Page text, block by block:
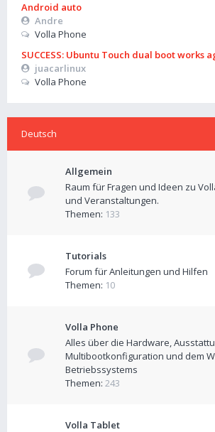
Android auto
Andre
Volla Phone
SUCCESS: Ubuntu Touch dual boot works
juacarlinux
Volla Phone
Deutsch
Allgemein
Raum für Fragen und Ideen zu
und Veranstaltungen.
Themen: 133
Tutorials
Forum für Anleitungen und Hilfen
Themen: 10
Volla Phone
Alles über die Hardware,
Multibootkonfiguration und dem
Betriebssystems
Themen: 243
Volla Tablet